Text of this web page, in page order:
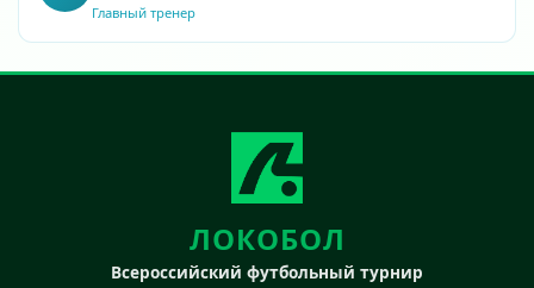
Главный тренер
ЛОКОБОЛ
Всероссийский футбольный турнир